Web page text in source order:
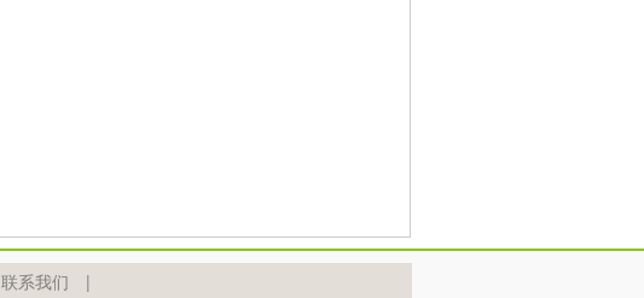
联系我们 |